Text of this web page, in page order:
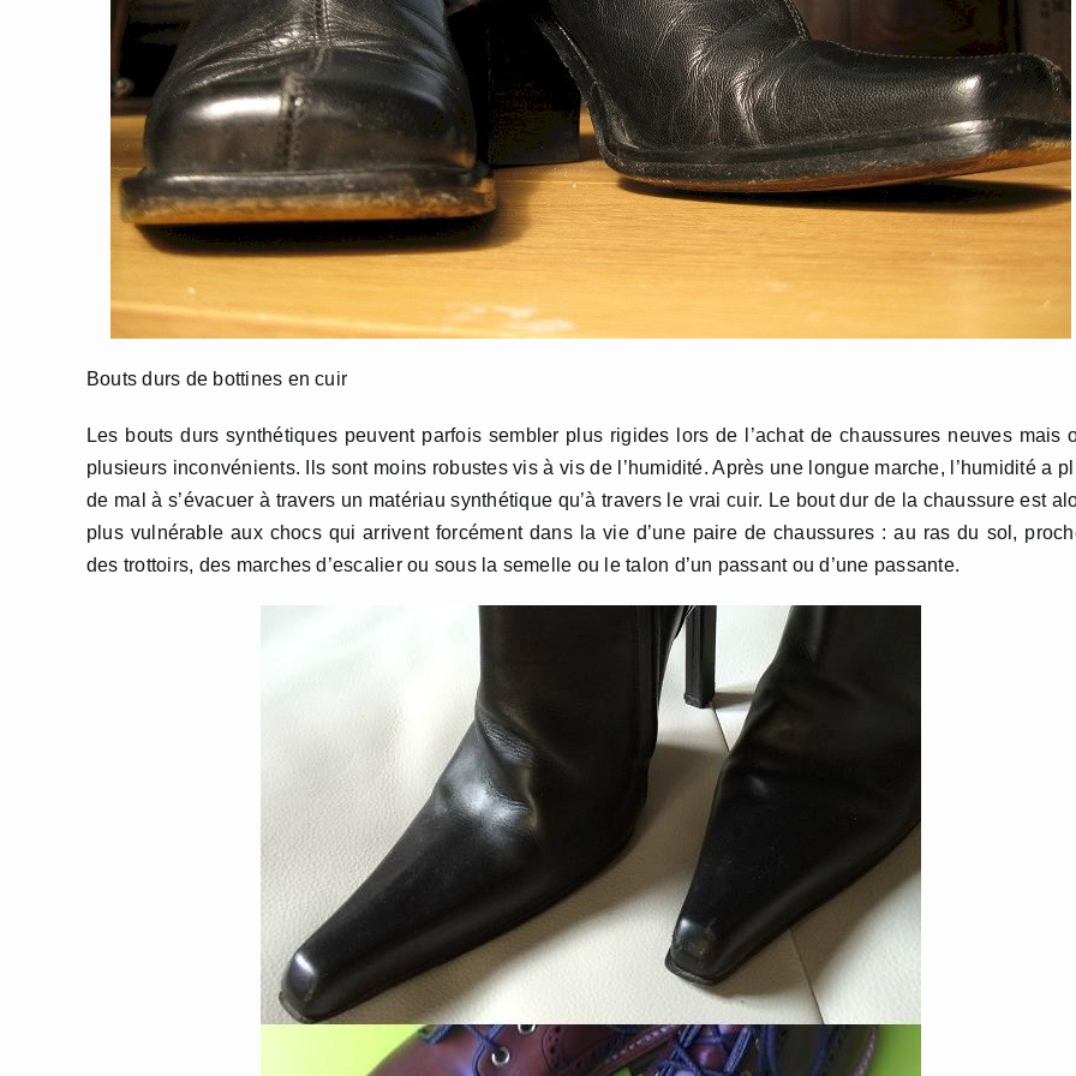
Bouts durs de bottines en cuir
Les bouts durs synthétiques peuvent parfois sembler plus rigides lors de l’achat de chaussures neuves mais
plusieurs inconvénients. Ils sont moins robustes vis à vis de l’humidité. Après une longue marche, l’humidité a
de mal à s’évacuer à travers un matériau synthétique qu’à travers le vrai cuir. Le bout dur de la chaussure est
plus vulnérable aux chocs qui arrivent forcément dans la vie d’une paire de chaussures : au ras du sol,
des trottoirs, des marches d’escalier ou sous la semelle ou le talon d’un passant ou d’une passante.